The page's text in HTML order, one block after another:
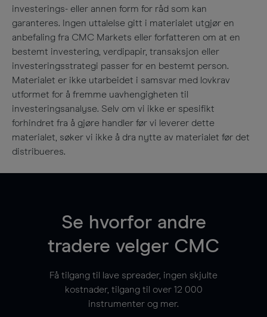
investerings- eller annen form for råd som kan
garanteres. Ingen uttalelse gitt i materialet utgjør en
anbefaling fra CMC Markets eller forfatteren om at en
bestemt investering, verdipapir, transaksjon eller
investeringsstrategi passer for en bestemt person.
Materialet er ikke utarbeidet i samsvar med lovkrav
utformet for å fremme uavhengigheten til
investeringsanalyse. Selv om vi ikke er spesifikt
forhindret fra å gjøre handler før vi leverer dette
materialet, søker vi ikke å dra nytte av materialet før det
distribueres.
Se hvorfor andre
tradere velger CMC
Få tilgang til lave spreader, ingen skjulte
kostnader, tilgang til over 12 000
instrumenter og mer.